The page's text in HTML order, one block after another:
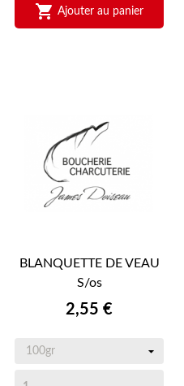
 Ajouter au panier
BLANQUETTE DE VEAU
S/os
Prix
2,55 €